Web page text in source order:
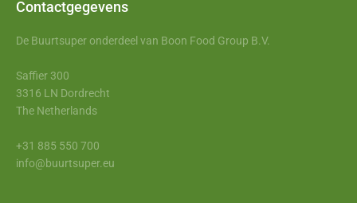
Contactgegevens
De Buurtsuper onderdeel van Boon Food Group B.V.
Saffier 300
3316 LN Dordrecht
The Netherlands
+31 885 550 700
info@buurtsuper.eu